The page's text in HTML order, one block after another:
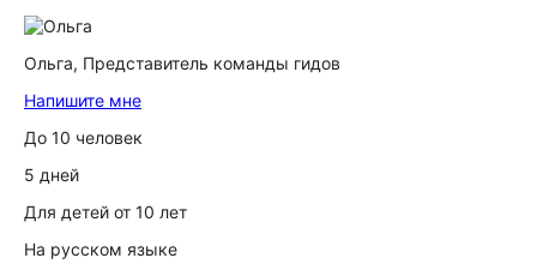
Ольга, Представитель команды гидов
Напишите мне
До 10 человек
5 дней
Для детей от 10 лет
На русском языке